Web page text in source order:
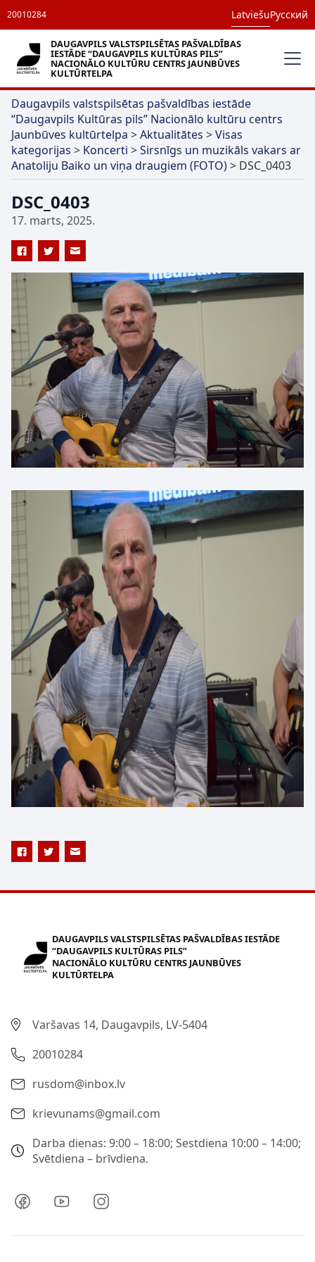
20010284 LatviešuРусский
DAUGAVPILS VALSTSPILSĒTAS PAŠVALDĪBAS
IESTĀDE “DAUGAVPILS KULTŪRAS PILS”
NACIONĀLO KULTŪRU CENTRS JAUNBŪVES
KULTŪRTELPA
Daugavpils valstspilsētas pašvaldības iestāde
“Daugavpils Kultūras pils” Nacionālo kultūru centrs
Jaunbūves kultūrtelpa >Aktualitātes >Visas
kategorijas > Koncerti >Sirsnīgs un muzikāls vakars ar
Anatoliju Baiko un viņa draugiem (FOTO)> DSC_0403
DSC_0403
17. marts, 2025.
DAUGAVPILS VALSTSPILSĒTAS PAŠVALDĪBAS IESTĀDE
“DAUGAVPILS KULTŪRAS PILS”
NACIONĀLO KULTŪRU CENTRS JAUNBŪVES
KULTŪRTELPA
Varšavas 14, Daugavpils, LV-5404
20010284
rusdom@inbox.lv
krievunams@gmail.com
Darba dienas: 9:00 – 18:00; Sestdiena 10:00 – 14:00;
Svētdiena – brīvdiena.